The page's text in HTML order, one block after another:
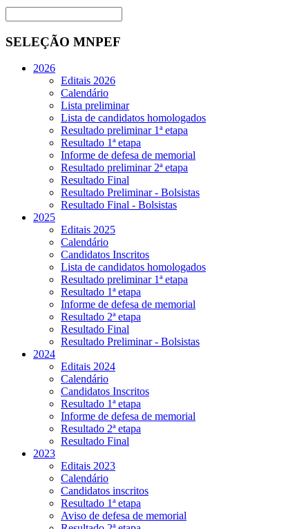
SELEÇÃO MNPEF
2026
Editais 2026
Calendário
Lista preliminar
Lista de candidatos homologados
Resultado preliminar 1ª etapa
Resultado 1ª etapa
Informe de defesa de memorial
Resultado preliminar 2ª etapa
Resultado Final
Resultado Preliminar - Bolsistas
Resultado Final - Bolsistas
2025
Editais 2025
Calendário
Candidatos Inscritos
Lista de candidatos homologados
Resultado preliminar 1ª etapa
Resultado 1ª etapa
Informe de defesa de memorial
Resultado 2ª etapa
Resultado Final
Resultado Preliminar - Bolsistas
2024
Editais 2024
Calendário
Candidatos Inscritos
Resultado 1ª etapa
Informe de defesa de memorial
Resultado 2ª etapa
Resultado Final
2023
Editais 2023
Calendário
Candidatos inscritos
Resultado 1ª etapa
Aviso de defesa de memorial